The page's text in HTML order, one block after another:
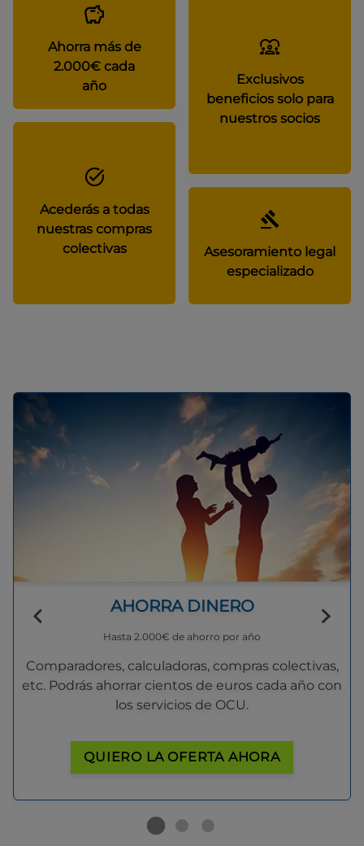
Ahorra más de
2.000€ cada
año
Exclusivos
beneficios solo para
nuestros socios
Acederás a todas
nuestras compras
colectivas
Asesoramiento legal
especializado
AHORRA DINERO
Hasta 2.000€ de ahorro por año
Comparadores, calculadoras, compras colectivas,
etc. Podrás ahorrar cientos de euros cada año con
los servicios de OCU.
QUIERO LA OFERTA AHORA